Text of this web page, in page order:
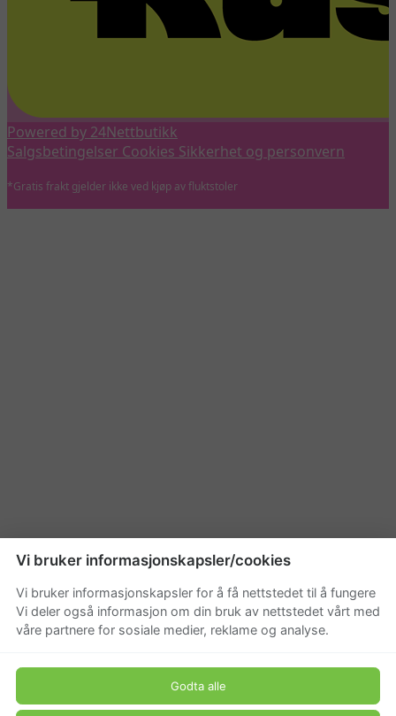
Powered by 24Nettbutikk
Salgsbetingelser Cookies Sikkerhet og personvern
*Gratis frakt gjelder ikke ved kjøp av fluktstoler
Vi bruker informasjonskapsler/cookies
Vi bruker informasjonskapsler for å få nettstedet til å fungere
Vi deler også informasjon om din bruk av nettstedet vårt med
våre partnere for sosiale medier, reklame og analyse.
Godta alle